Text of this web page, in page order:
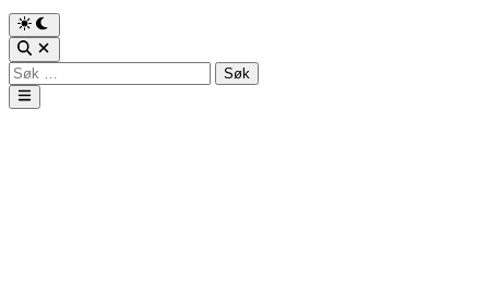
Switch
to
dark
mode
Open
Search
Søk
etter:
Main
Menu